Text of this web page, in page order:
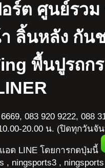
ร์ต ศูนย์รวม
ลิ้นหลัง กัน
พื้นปูรถก
083 920 9222, 088
20.00 น. (ปิดทุกวันจั
อด LINE โดยการกดปุ่มนี้
, ningsports3 ,